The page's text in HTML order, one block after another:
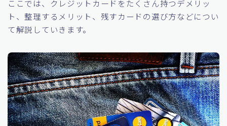
ここでは、クレジットカードをたくさん持つデメリッ
ト、整理するメリット、残すカードの選び方などについ
て解説していきます。